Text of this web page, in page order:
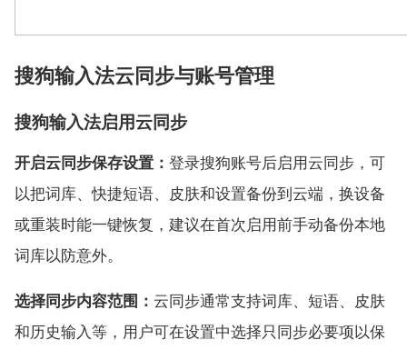
搜狗输入法云同步与账号管理
搜狗输入法启用云同步
开启云同步保存设置： 登录搜狗账号后启用云同步，可
以把词库、快捷短语、皮肤和设置备份到云端，换设备
或重装时能一键恢复，建议在首次启用前手动备份本地
词库以防意外。
选择同步内容范围： 云同步通常支持词库、短语、皮肤
和历史输入等，用户可在设置中选择只同步必要项以保